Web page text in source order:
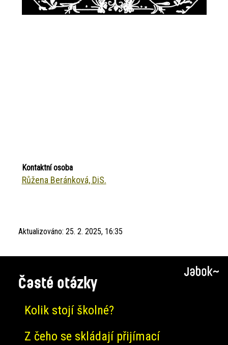
Kontaktní osoba
Růžena Beránková, DiS.
Aktualizováno: 25. 2. 2025, 16:35
Časté otázky
Kolik stojí školné?
Z čeho se skládají přijímací